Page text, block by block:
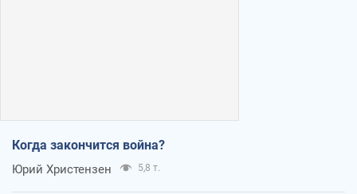
Когда закончится война?
Юрий Христензен 5,8 т.